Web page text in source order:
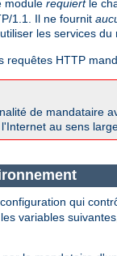
module requiertle
1.1. Il ne fournit
les services du
requêtes HTTP
de mandataire
au sens
qui
variables